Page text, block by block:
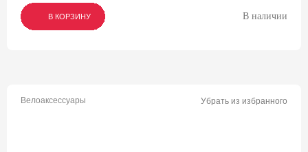
В КОРЗИНУ
В КОРЗИНУ
В КОРЗИНУ В наличии
Велоаксессуары Убрать из избранного